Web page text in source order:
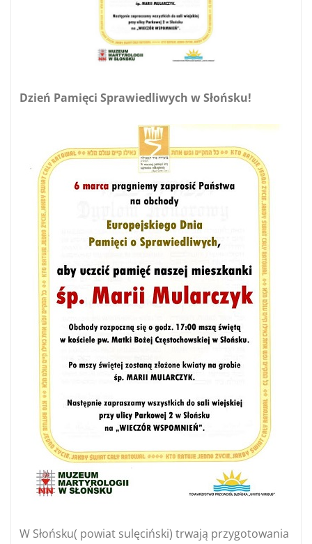
Dzień Pamięci Sprawiedliwych w Słońsku!
W Słońsku( powiat sulęciński) trwają przygotowania